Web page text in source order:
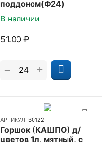
поддоном(Ф24)
В наличии
51.00 ₽
+
−
АРТИКУЛ: В0122
Горшок (КАШПО) д/
цветов 1л, мятный, с